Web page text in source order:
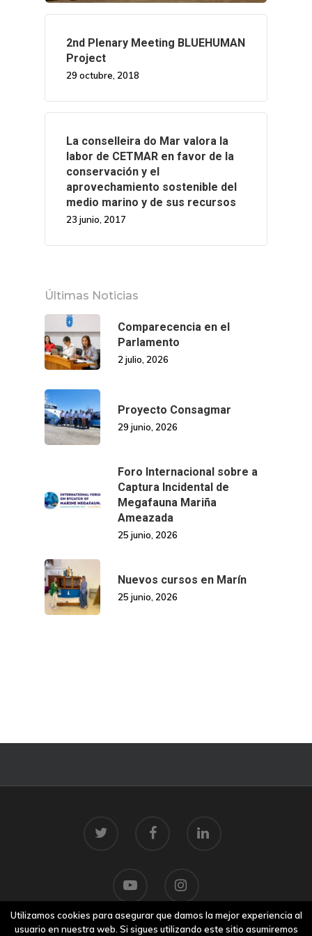
2nd Plenary Meeting BLUEHUMAN
Project
29 octubre, 2018
La conselleira do Mar valora la
labor de CETMAR en favor de la
conservación y el
aprovechamiento sostenible del
medio marino y de sus recursos
23 junio, 2017
Últimas Noticias
Comparecencia en el
Parlamento
2 julio, 2026
Proyecto Consagmar
29 junio, 2026
Foro Internacional sobre a
Captura Incidental de
Megafauna Mariña
Ameazada
25 junio, 2026
Nuevos cursos en Marín
25 junio, 2026
Utilizamos cookies para asegurar que damos la mejor experiencia al
usuario en nuestra web. Si sigues utilizando este sitio asumiremos